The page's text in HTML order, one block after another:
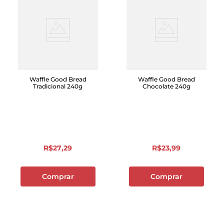
Waffle Good Bread
Tradicional 240g
R$27,29
Comprar
Waffle Good Bread
Chocolate 240g
R$23,99
Comprar